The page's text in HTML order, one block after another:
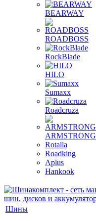
BEARWAY
ROADBOSS
RockBlade
HILO
Sumaxx
Roadcruza
ARMSTRONG
Rotalla
Roadking
Aplus
Hankook
Шины